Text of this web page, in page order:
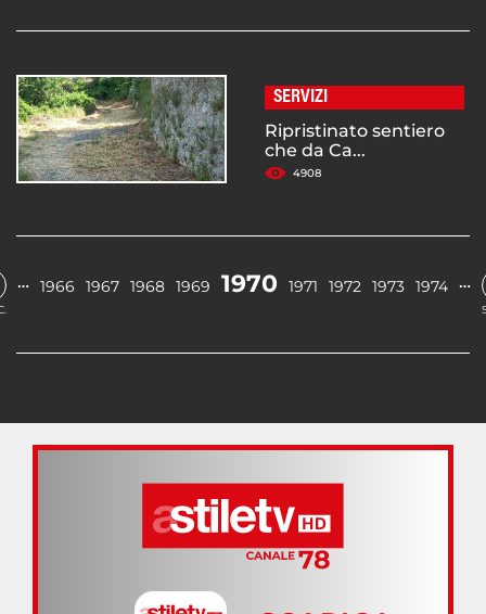
SERVIZI
Ripristinato sentiero
che da Ca...
4908
… 1966 1967 1968 1969 1970 1971 1972 1973 1974 …